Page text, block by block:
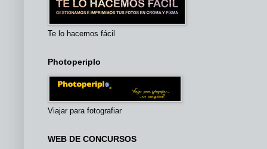
Te lo hacemos fácil
Photoperiplo
Viajar para fotografiar
WEB DE CONCURSOS